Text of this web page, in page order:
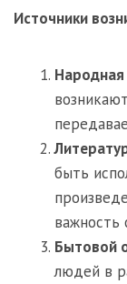
Источники
быть
важность
Бытовой
людей в